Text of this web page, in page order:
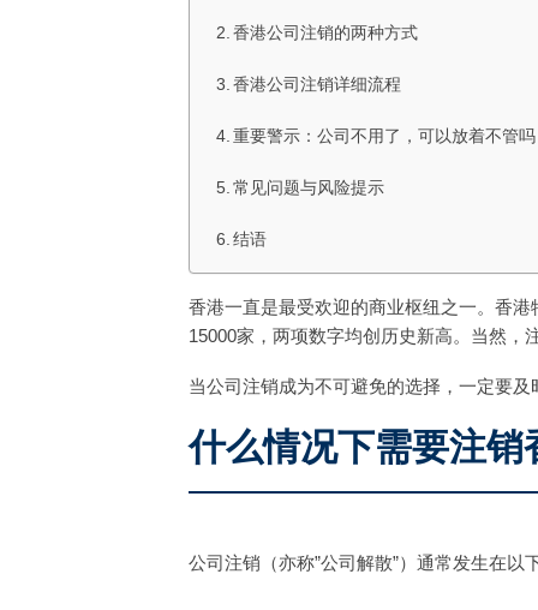
香港公司注销的两种方式
香港公司注销详细流程
重要警示：公司不用了，可以放着不管吗
常见问题与风险提示
结语
香港一直是最受欢迎的商业枢纽之一。香
15000家，两项数字均创历史新高。当然，
当公司注销成为不可避免的选择，一定要
什么情况下需要注销
公司注销（亦称”公司解散”）通常发生在以